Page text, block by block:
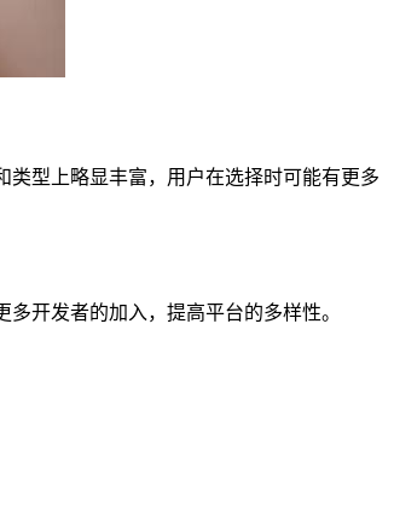
型上略显丰富，用户在选择时可能有更多
开发者的加入，提高平台的多样性。